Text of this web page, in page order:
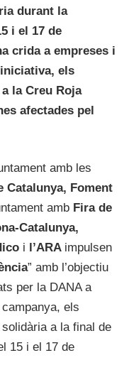
durant la
i el 17 de
crida a empreses i
els
la Creu Roja
afectades pel
amb les
Catalunya, Foment
amb Fira de
Catalunya,
i l’ARA impulsen
” amb l’objectiu
per la DANA a
els
a la final de
15 i el 17 de